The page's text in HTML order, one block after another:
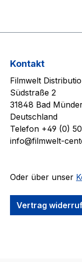
Kontakt
Filmwelt
Südstraße 2
31848 Bad
Deutschland
Telefon +49 (0)
info@filmwelt-
Oder über unser
Vertrag